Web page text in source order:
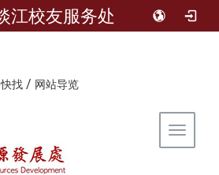
江校友服务处
找 / 网站导览
Toggle